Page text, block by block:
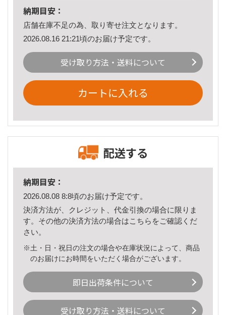
納期目安：
店舗在庫不足の為、取り寄せ注文となります。
2026.08.16 21:21頃のお届け予定です。
受け取り方法・送料について
カートに入れる
配送する
納期目安：
2026.08.08 8:8頃のお届け予定です。
決済方法が、クレジット、代金引換の場合に限りま
す。その他の決済方法の場合はこちら をご確認くだ
さい。
※土・日・祝日の注文の場合や在庫状況によって、商品
のお届けにお時間をいただく場合がございます。
即日出荷条件について
受け取り方法・送料について